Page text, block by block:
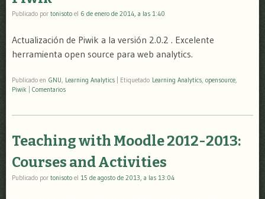
Publicado por tonisoto el 6 de enero de 2014, a las 1:40
Actualización de Piwik a la versión 2.0.2 . Excelente
herramienta open source para web analytics.
Publicado en GNU Learning Analytics Etiquetado Learning Analytics opensource
Piwik
Comentarios
Teaching with Moodle 2012-2013:
Courses and Activities
Publicado por tonisoto el 15 de agosto de 2013, a las 13:04